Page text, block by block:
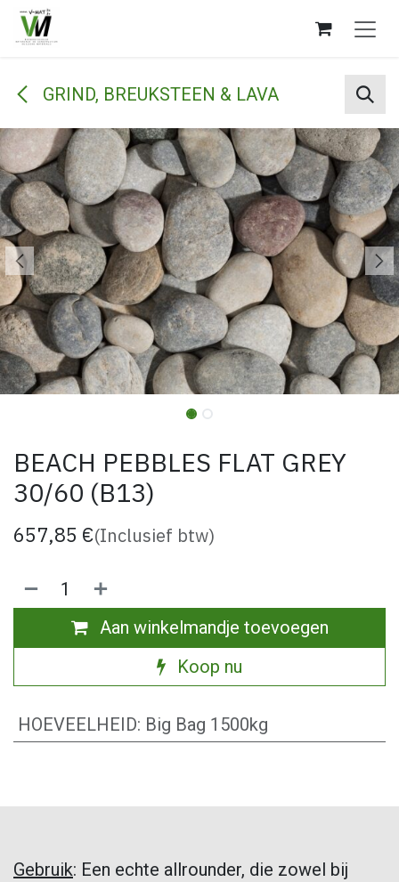
Overslaan naar inhoud
GRIND, BREUKSTEEN & LAVA
BEACH PEBBLES FLAT GREY
30/60 (B13)
657,85 €(Inclusief btw)
Aan winkelmandje toevoegen
Koop nu
HOEVEELHEID: Big Bag 1500kg
Gebruik: Een echte allrounder, die zowel bij